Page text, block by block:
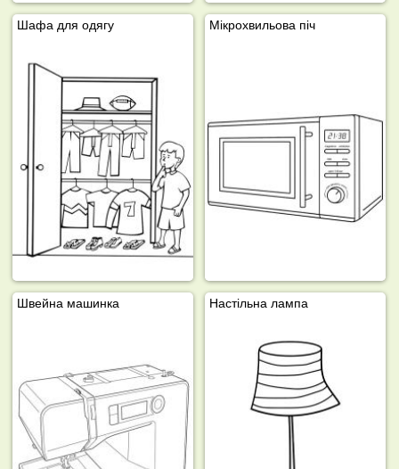
Шафа для одягу Мікрохвильова піч
Швейна машинка Настільна лампа